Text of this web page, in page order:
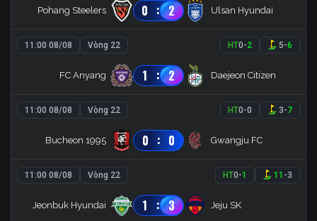
Pohang Steelers 0 : 2 Ulsan Hyundai
11:00 08/08 Vòng 22 HT0-2 5-6
FC Anyang 1 : 2 Daejeon Citizen
11:00 08/08 Vòng 22 HT0-0 3-7
Bucheon 1995 0 : 0 Gwangju FC
11:00 08/08 Vòng 22 HT0-1 11 -3
Jeonbuk Hyundai 1 : 3 Jeju SK